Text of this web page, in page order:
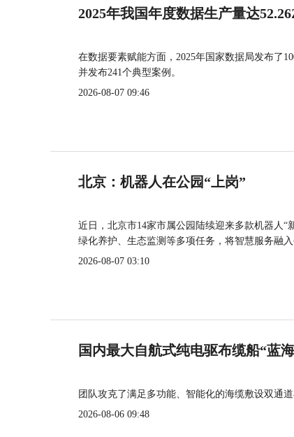
2025年我国年度数据生产量达
在数据要素赋能方面，2025年国家数据局发布了
并发布241个典型案例。
2026-08-07 09:46
北京：机器人在公园“上岗”
近日，北京市14家市属公园陆续迎来多款机器人
绿化养护、生态监测等多项任务，将智慧服务融入
2026-08-07 03:10
国内最大自航式纯电驱布缆船“蓝
团队攻克了满足多功能、智能化的海缆敷设双通
2026-08-06 09:48